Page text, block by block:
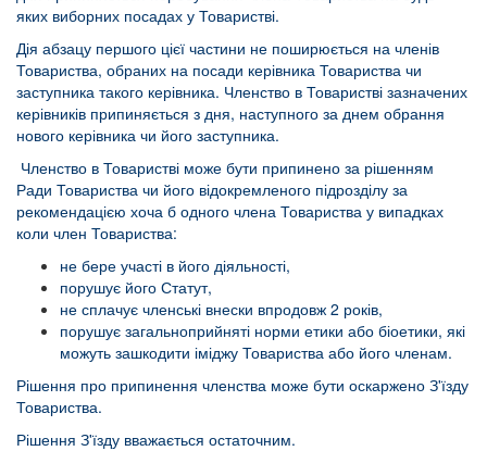
яких виборних посадах у Товаристві.
Дія абзацу першого цієї частини не поширюється на членів
Товариства, обраних на посади керівника Товариства чи
заступника такого керівника. Членство в Товаристві зазначених
керівників припиняється з дня, наступного за днем обрання
нового керівника чи його заступника.
Членство в Товаристві може бути припинено за рішенням
Ради Товариства чи його відокремленого підрозділу за
рекомендацією хоча б одного члена Товариства у випадках
коли член Товариства:
не бере участі в його діяльності,
порушує його Статут,
не сплачує членські внески впродовж 2 років,
порушує загальноприйняті норми етики або біоетики, які
можуть зашкодити іміджу Товариства або його членам.
Рішення про припинення членства може бути оскаржено З'їзду
Товариства.
Рішення З'їзду вважається остаточним.